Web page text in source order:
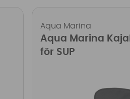
Aqua Marina
Aqua Marina
för SUP